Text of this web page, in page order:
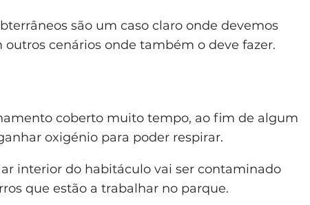
são um caso claro onde devemos
cenários onde também o deve fazer.
coberto muito tempo, ao fim de algum
oxigénio para poder respirar.
interior do habitáculo vai ser contaminado
que estão a trabalhar no parque.